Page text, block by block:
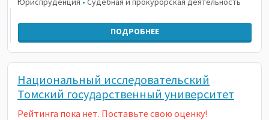
ПОДРОБНЕЕ
Национальный исследовательский
Томский государственный университет
Рейтинга пока нет. Поставьте свою оценку!